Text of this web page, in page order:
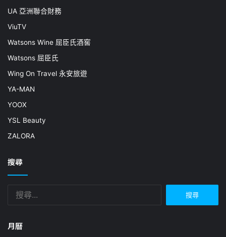
UA 亞洲聯合財務
ViuTV
Watsons Wine 屈臣氏酒窖
Watsons 屈臣氏
Wing On Travel 永安旅遊
YA-MAN
YOOX
YSL Beauty
ZALORA
搜尋
月曆